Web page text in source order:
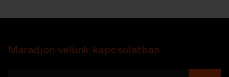
Maradjon velünk kapcsolatban